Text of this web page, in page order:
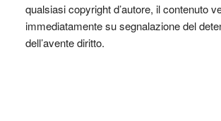
qualsiasi copyright d’autore, il contenuto
immediatamente su segnalazione del
dell’avente diritto.